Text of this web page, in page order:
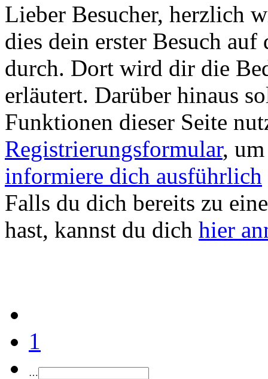
Lieber Besucher, herzlich
dies dein erster Besuch
durch. Dort wird dir die
erläutert. Darüber hinaus
Funktionen dieser Seite
Registrierungsformular,
informiere dich ausführlich
Falls du dich bereits zu
hast, kannst du dich hier
1
…